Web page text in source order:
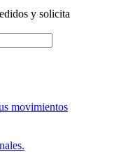
y solicita
movimientos